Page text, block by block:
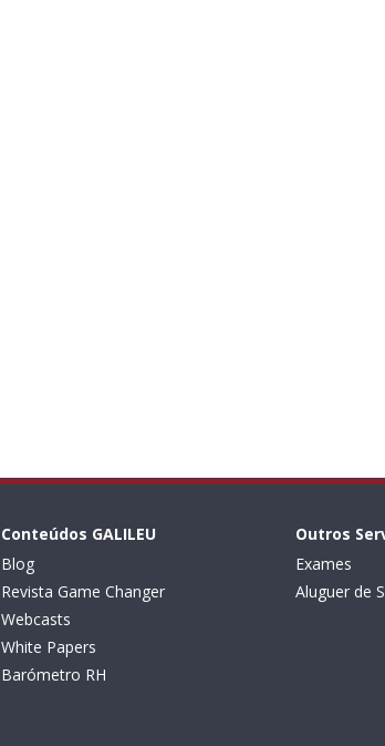
Conteúdos GALILEU
Blog
Revista Game Changer
Webcasts
White Papers
Barómetro RH
Outros
Exames
Aluguer de